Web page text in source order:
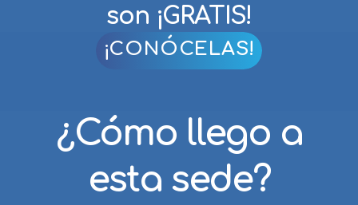
son ¡GRATIS!
¡CONÓCELAS!
¿Cómo llego a
esta sede?